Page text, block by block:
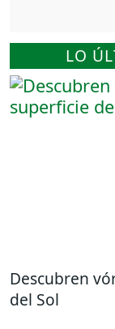
LO
Descubren
del Sol